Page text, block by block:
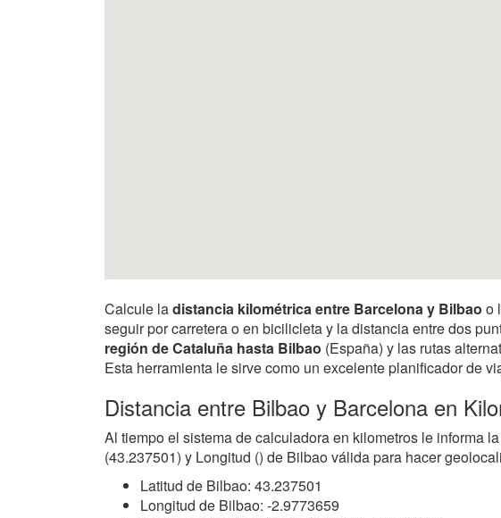
Calcule ladistancia kilométrica entre Barcelona y Bilbao o
seguir por carretera o en bicilicleta y la distancia entre dos
región de Cataluña hasta Bilbao (España) y las rutas
Esta herramienta le sirve como un excelente planificador de
Distancia entre Bilbao y Barcelona en
Al tiempo el sistema de calculadora en kilometros le informa la
(43.237501) y Longitud () de Bilbao válida para hacer
Latitud de Bilbao: 43.237501
Longitud de Bilbao: -2.9773659